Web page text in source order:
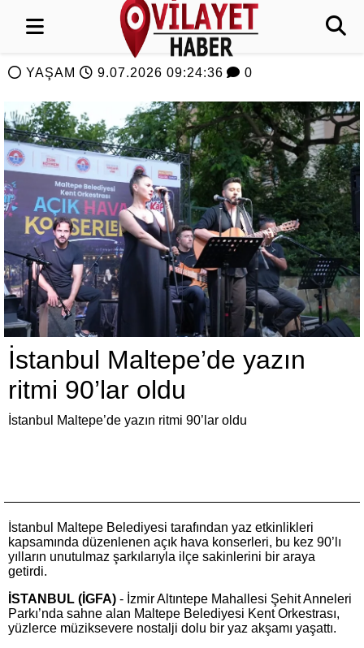
YAŞAM 9.07.2026 09:24:36 0
İstanbul Maltepe’de yazın
ritmi 90’lar oldu
İstanbul Maltepe’de yazın ritmi 90’lar oldu
İstanbul Maltepe Belediyesi tarafından yaz etkinlikleri
kapsamında düzenlenen açık hava konserleri, bu kez 90’lı
yılların unutulmaz şarkılarıyla ilçe sakinlerini bir araya
getirdi.
İSTANBUL (İGFA) - İzmir Altıntepe Mahallesi Şehit Anneleri
Parkı’nda sahne alan Maltepe Belediyesi Kent Orkestrası,
yüzlerce müziksevere nostalji dolu bir yaz akşamı yaşattı.